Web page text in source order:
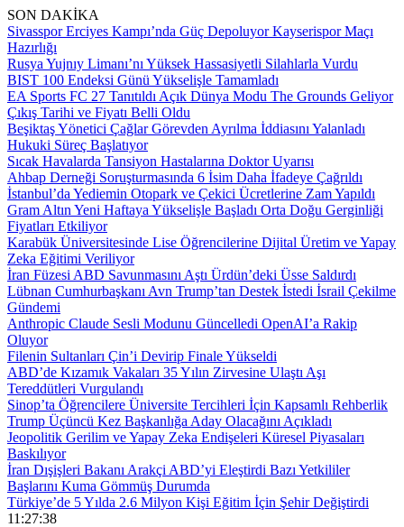
SON DAKİKA
Sivasspor Erciyes Kampı’nda Güç Depoluyor Kayserispor Maçı
Hazırlığı
Rusya Yujnıy Limanı’nı Yüksek Hassasiyetli Silahlarla Vurdu
BIST 100 Endeksi Günü Yükselişle Tamamladı
EA Sports FC 27 Tanıtıldı Açık Dünya Modu The Grounds Geliyor
Çıkış Tarihi ve Fiyatı Belli Oldu
Beşiktaş Yönetici Çağlar Görevden Ayrılma İddiasını Yalanladı
Hukuki Süreç Başlatıyor
Sıcak Havalarda Tansiyon Hastalarına Doktor Uyarısı
Ahbap Derneği Soruşturmasında 6 İsim Daha İfadeye Çağrıldı
İstanbul’da Yediemin Otopark ve Çekici Ücretlerine Zam Yapıldı
Gram Altın Yeni Haftaya Yükselişle Başladı Orta Doğu Gerginliği
Fiyatları Etkiliyor
Karabük Üniversitesinde Lise Öğrencilerine Dijital Üretim ve Yapay
Zeka Eğitimi Veriliyor
İran Füzesi ABD Savunmasını Aştı Ürdün’deki Üsse Saldırdı
Lübnan Cumhurbaşkanı Avn Trump’tan Destek İstedi İsrail Çekilme
Gündemi
Anthropic Claude Sesli Modunu Güncelledi OpenAI’a Rakip
Oluyor
Filenin Sultanları Çin’i Devirip Finale Yükseldi
ABD’de Kızamık Vakaları 35 Yılın Zirvesine Ulaştı Aşı
Tereddütleri Vurgulandı
Sinop’ta Öğrencilere Üniversite Tercihleri İçin Kapsamlı Rehberlik
Trump Üçüncü Kez Başkanlığa Aday Olacağını Açıkladı
Jeopolitik Gerilim ve Yapay Zeka Endişeleri Küresel Piyasaları
Baskılıyor
İran Dışişleri Bakanı Arakçi ABD’yi Eleştirdi Bazı Yetkililer
Başlarını Kuma Gömmüş Durumda
Türkiye’de 5 Yılda 2.6 Milyon Kişi Eğitim İçin Şehir Değiştirdi
11:27:38